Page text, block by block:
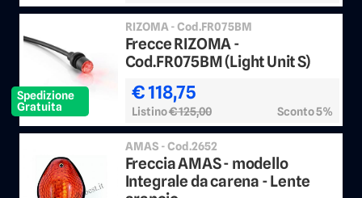
Spedizione
Gratuita
RIZOMA - Cod.FR075BM
Frecce RIZOMA -
Cod.FR075BM (Light Unit S)
€ 118,75
Listino€ 125,00 Sconto 5%
AMAS - Cod.2652
Freccia AMAS - modello
Integrale da carena - Lente